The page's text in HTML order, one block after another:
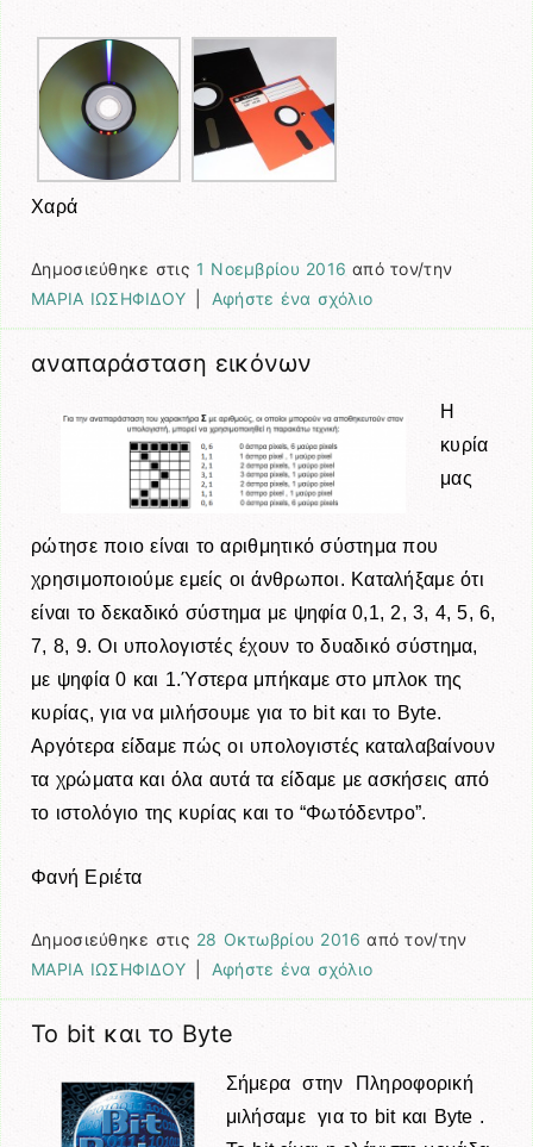
Χαρά
Δημοσιεύθηκε στις 1 Νοεμβρίου 2016 από τον/την
ΜΑΡΙΑ ΙΩΣΗΦΙΔΟΥ
Αφήστε ένα σχόλιο
αναπαράσταση εικόνων
Η
κυρία
μας
ρώτησε ποιο είναι το αριθμητικό σύστημα που
χρησιμοποιούμε εμείς οι άνθρωποι. Καταλήξαμε ότι
είναι το δεκαδικό σύστημα με ψηφία 0,1, 2, 3, 4, 5, 6,
7, 8, 9. Οι υπολογιστές έχουν το δυαδικό σύστημα,
με ψηφία 0 και 1.Ύστερα μπήκαμε στο μπλοκ της
κυρίας, για να μιλήσουμε για το bit και το Byte.
Αργότερα είδαμε πώς οι υπολογιστές καταλαβαίνουν
τα χρώματα και όλα αυτά τα είδαμε με ασκήσεις από
το ιστολόγιο της κυρίας και το “Φωτόδεντρο”.
Φανή Εριέτα
Δημοσιεύθηκε στις 28 Οκτωβρίου 2016 από τον/την
ΜΑΡΙΑ ΙΩΣΗΦΙΔΟΥ
Αφήστε ένα σχόλιο
Το bit και το Byte
Σήμερα στην Πληροφορική
μιλήσαμε για το bit και Byte .